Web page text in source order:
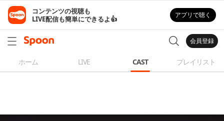
コンテンツの視聴も
LIVE配信も簡単にできるよ👍
アプリで聴く
会員登録
ホーム LIVE CAST プレイリスト